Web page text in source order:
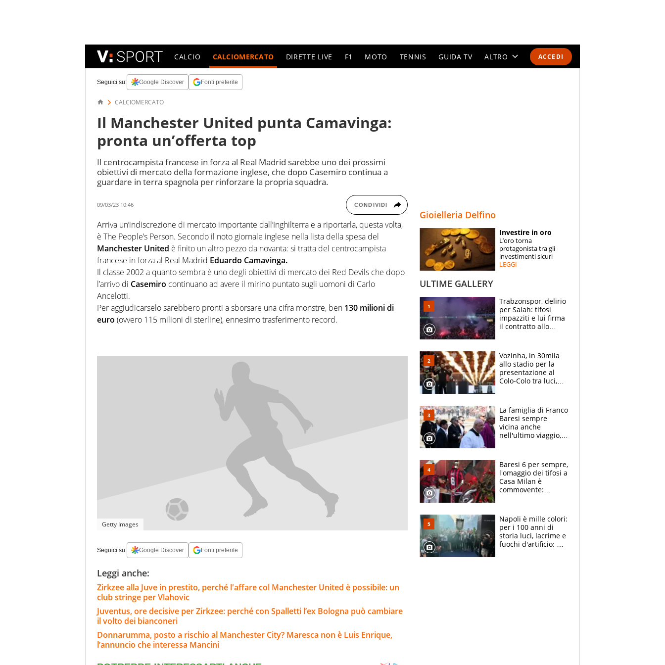
ACCEDI
CALCIO CALCIOMERCATO DIRETTE LIVE F1 MOTO TENNIS GUIDA TV ALTRO
SPECIALI
ESPERTI
Seguici su: Google Discover Fonti preferite
CALCIOMERCATO
Il Manchester United punta Camavinga:
pronta un’offerta top
Il centrocampista francese in forza al Real Madrid sarebbe uno dei prossimi
obiettivi di mercato della formazione inglese, che dopo Casemiro continua a
guardare in terra spagnola per rinforzare la propria squadra.
09/03/23 10:46 CONDIVIDI
Arriva un’indiscrezione di mercato importante dall’Inghilterra e a riportarla, questa volta,
è The People’s Person. Secondo il noto giornale inglese nella lista della spesa del
Manchester United è finito un altro pezzo da novanta: si tratta del centrocampista
francese in forza al Real Madrid Eduardo Camavinga.
Il classe 2002 a quanto sembra è uno degli obiettivi di mercato dei Red Devils che dopo
l’arrivo di Casemiro continuano ad avere il mirino puntato sugli uomoni di Carlo
Ancelotti.
Per aggiudicarselo sarebbero pronti a sborsare una cifra monstre, ben 130 milioni di
euro (ovvero 115 milioni di sterline), ennesimo trasferimento record.
Getty Images
Seguici su: Google Discover Fonti preferite
Leggi anche:
Zirkzee alla Juve in prestito, perché l'affare col Manchester United è possibile: un
club stringe per Vlahovic
Juventus, ore decisive per Zirkzee: perché con Spalletti l’ex Bologna può cambiare
il volto dei bianconeri
Donnarumma, posto a rischio al Manchester City? Maresca non è Luis Enrique,
l’annuncio che interessa Mancini
Gioielleria Delfino
Investire in oro
L’oro torna
protagonista tra gli
investimenti sicuri
LEGGI
ULTIME GALLERY
Trabzonspor, delirio
per Salah: tifosi
impazziti e lui firma
il contratto allo
Vozinha, in 30mila
allo stadio per la
presentazione al
Colo-Colo tra luci,
La famiglia di Franco
Baresi sempre
vicina anche
nell'ultimo viaggio,
circondati
dall'affetto dei tifosi
Baresi 6 per sempre,
l'omaggio dei tifosi a
Casa Milan è
commovente:
bigliettini
Napoli è mille colori:
per i 100 anni di
storia luci, lacrime e
fuochi d'artificio: De